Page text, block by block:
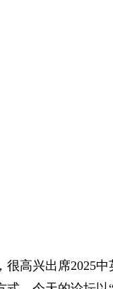
高兴出席2025